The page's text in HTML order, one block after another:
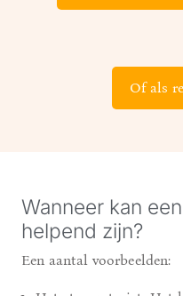
Of als
Wanneer kan
helpend zijn?
Een aantal voorbeelden: